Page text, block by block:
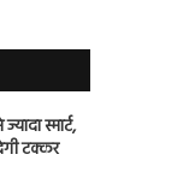
स्मार्ट,
टक्कर